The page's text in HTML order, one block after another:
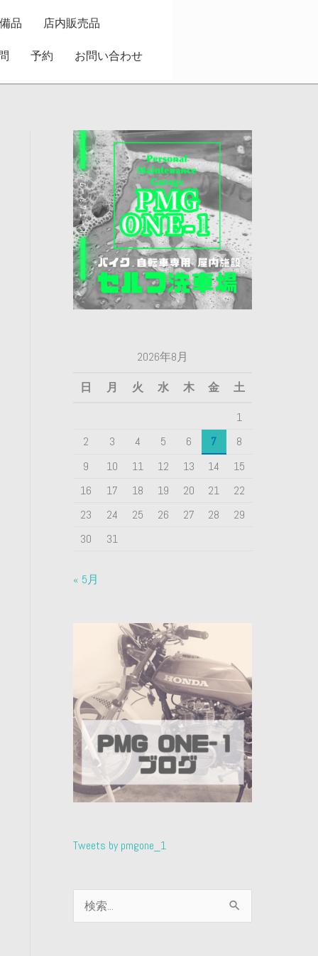
品 店内販売品
予約 お問い合わせ
2026年8月
日 月 火 水 木 金
土
1
2
3 4 5 6 7
8
9
10 11 12 13 14
15
16
17 18 19 20 21
22
23
24 25 26 27 28
29
30
31
« 5月
Tweets by pmgone_1